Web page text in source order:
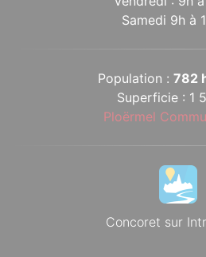
Samedi 9h à
Population : 782
Superficie : 1
Ploërmel
Concoret sur